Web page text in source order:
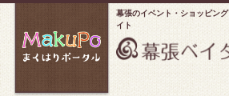
幕張のイベント・ショッピング
イト